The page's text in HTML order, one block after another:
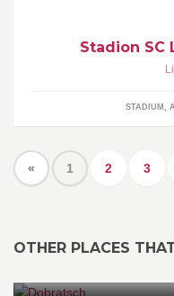
Stadion SC
STADIUM,
« 1 2 3
OTHER PLACES